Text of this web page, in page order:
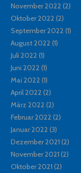
November 2022 (2)
Oktober 2022 (2)
September 2022 (1)
August 2022 (1)
Juli 2022 (1)
Juni 2022 (1)
Mai 2022 (1)
April 2022 (2)
März 2022 (2)
Februar 2022 (2)
Januar 2022 (3)
Dezember 2021 (2)
November 2021 (2)
Oktober 2021 (2)